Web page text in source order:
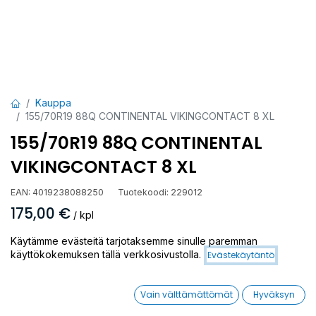
Kauppa
155/70R19 88Q CONTINENTAL VIKINGCONTACT 8 XL
155/70R19 88Q CONTINENTAL
VIKINGCONTACT 8 XL
EAN: 4019238088250 Tuotekoodi: 229012
175,00 € / kpl
Toimittajilla (ulkomaa):Saatavilla
Käytämme evästeitä tarjotaksemme sinulle paremman
käyttökokemuksen tällä verkkosivustolla. Evästekäytäntö
Vain välttämättömät Hyväksyn